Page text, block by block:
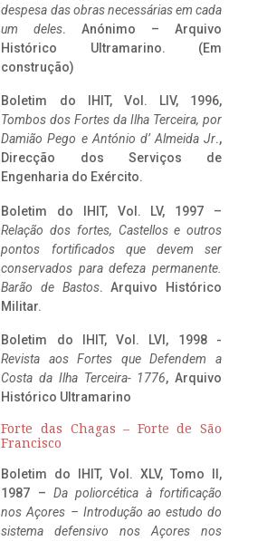
despesa das obras necessárias em cada
um deles. Anónimo – Arquivo
Histórico Ultramarino. (Em
construção)
Boletim do IHIT, Vol. LIV, 1996,
Tombos dos Fortes da Ilha Terceira, por
Damião Pego e António d’ Almeida Jr.,
Direcção dos Serviços de
Engenharia do Exército.
Boletim do IHIT, Vol. LV, 1997 –
Relação dos fortes, Castellos e outros
pontos fortificados que devem ser
conservados para defeza permanente.
Barão de Bastos. Arquivo Histórico
Militar.
Boletim do IHIT, Vol. LVI, 1998 -
Revista aos Fortes que Defendem a
Costa da Ilha Terceira- 1776, Arquivo
Histórico Ultramarino
Forte das Chagas – Forte de São
Francisco
Boletim do IHIT, Vol. XLV, Tomo II,
1987 – Da poliorcética à fortificação
nos Açores – Introdução ao estudo do
sistema defensivo nos Açores nos